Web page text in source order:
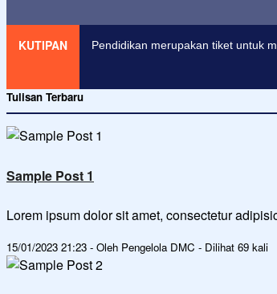
KUTIPAN Pendidikan merupakan tiket untuk
Tulisan Terbaru
Sample Post 1
Lorem ipsum dolor sit amet, consectetur
15/01/2023 21:23 - Oleh Pengelola DMC - Dilihat 69 kali